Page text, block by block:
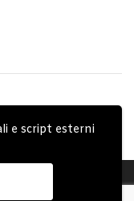
e script esterni